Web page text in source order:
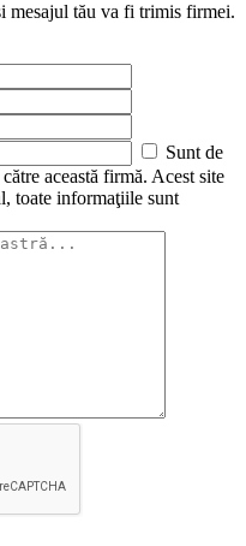
mesajul tău va fi trimis firmei.
Sunt de
această firmă. Acest site
toate informaţiile sunt